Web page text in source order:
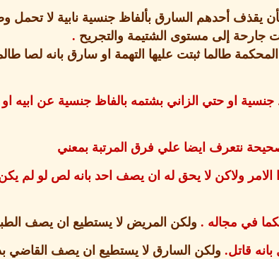
أحدهم السارق بألفاظ جنسية نابية لا تحمل
إلى مستوى الشتيمة والتجريح .
طالما ثبتت عليها التهمة او سارق بانه لصا
او حتي الزاني بشتمه بالفاظ جنسية عن ابيه او
نتعرف ايضا علي فرق المرتبة بمعني
الامر ولاكن لا يحق له ان يصف احد بانه لص لو لم
في مجاله . ولكن المريض لا يستطيع ان يصف
قاتل. ولكن السارق لا يستطيع ان يصف القاضي